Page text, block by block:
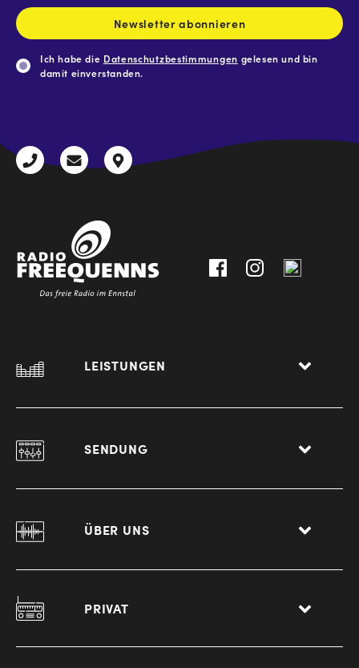
Newsletter abonnieren
Ich habe die Datenschutzbestimmungen gelesen und bin
damit einverstanden.
+43
radio@freequenns.at
Kulturhausstraße
LEISTUNGEN
SENDUNG
ÜBER UNS
PRIVAT